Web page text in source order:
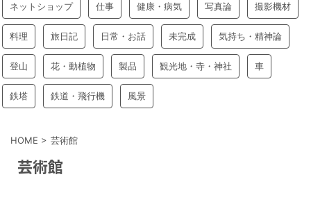
ネットショップ 仕事 健康・病気 写真論 撮影機材
料理 旅日記 日常・お話 未完成 気持ち・精神論
登山 花・動植物 製品 観光地・寺・神社 車
鉄塔 鉄道・飛行機 風景
HOME > 芸術館
芸術館